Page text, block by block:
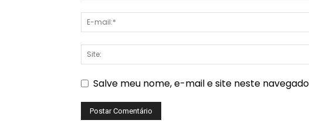
Salve meu nome, e-mail e site neste